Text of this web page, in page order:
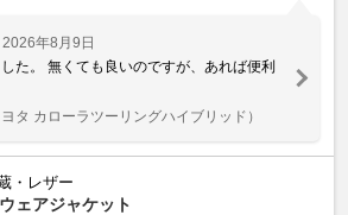
2026年8月9日
た。 無くても良いのですが、あれば便利
ヨタ カローラツーリングハイブリッド）
・レザー
ェアジャケット